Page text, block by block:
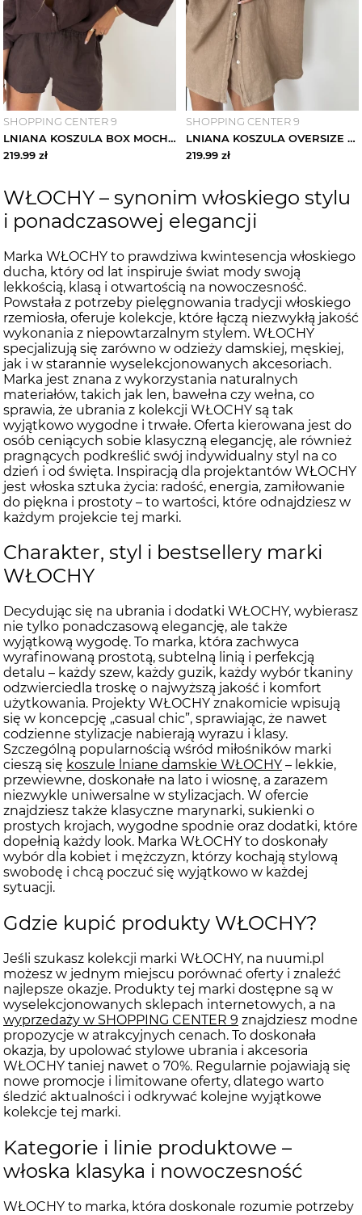
SHOPPING CENTER 9
LNIANA KOSZULA BOX MOCHA WŁOCHY
219.99 zł
SHOPPING CENTER 9
LNIANA KOSZULA OVERSIZE BEIGE WŁOCHY
219.99 zł
WŁOCHY – synonim włoskiego stylu
i ponadczasowej elegancji
Marka WŁOCHY to prawdziwa kwintesencja włoskiego
ducha, który od lat inspiruje świat mody swoją
lekkością, klasą i otwartością na nowoczesność.
Powstała z potrzeby pielęgnowania tradycji włoskiego
rzemiosła, oferuje kolekcje, które łączą niezwykłą jakość
wykonania z niepowtarzalnym stylem. WŁOCHY
specjalizują się zarówno w odzieży damskiej, męskiej,
jak i w starannie wyselekcjonowanych akcesoriach.
Marka jest znana z wykorzystania naturalnych
materiałów, takich jak len, bawełna czy wełna, co
sprawia, że ubrania z kolekcji WŁOCHY są tak
wyjątkowo wygodne i trwałe. Oferta kierowana jest do
osób ceniących sobie klasyczną elegancję, ale również
pragnących podkreślić swój indywidualny styl na co
dzień i od święta. Inspiracją dla projektantów WŁOCHY
jest włoska sztuka życia: radość, energia, zamiłowanie
do piękna i prostoty – to wartości, które odnajdziesz w
każdym projekcie tej marki.
Charakter, styl i bestsellery marki
WŁOCHY
Decydując się na ubrania i dodatki WŁOCHY, wybierasz
nie tylko ponadczasową elegancję, ale także
wyjątkową wygodę. To marka, która zachwyca
wyrafinowaną prostotą, subtelną linią i perfekcją
detalu – każdy szew, każdy guzik, każdy wybór tkaniny
odzwierciedla troskę o najwyższą jakość i komfort
użytkowania. Projekty WŁOCHY znakomicie wpisują
się w koncepcję „casual chic”, sprawiając, że nawet
codzienne stylizacje nabierają wyrazu i klasy.
Szczególną popularnością wśród miłośników marki
cieszą się koszule lniane damskie WŁOCHY – lekkie,
przewiewne, doskonałe na lato i wiosnę, a zarazem
niezwykle uniwersalne w stylizacjach. W ofercie
znajdziesz także klasyczne marynarki, sukienki o
prostych krojach, wygodne spodnie oraz dodatki, które
dopełnią każdy look. Marka WŁOCHY to doskonały
wybór dla kobiet i mężczyzn, którzy kochają stylową
swobodę i chcą poczuć się wyjątkowo w każdej
sytuacji.
Gdzie kupić produkty WŁOCHY?
Jeśli szukasz kolekcji marki WŁOCHY, na nuumi.pl
możesz w jednym miejscu porównać oferty i znaleźć
najlepsze okazje. Produkty tej marki dostępne są w
wyselekcjonowanych sklepach internetowych, a na
wyprzedaży w SHOPPING CENTER 9 znajdziesz modne
propozycje w atrakcyjnych cenach. To doskonała
okazja, by upolować stylowe ubrania i akcesoria
WŁOCHY taniej nawet o 70%. Regularnie pojawiają się
nowe promocje i limitowane oferty, dlatego warto
śledzić aktualności i odkrywać kolejne wyjątkowe
kolekcje tej marki.
Kategorie i linie produktowe –
włoska klasyka i nowoczesność
WŁOCHY to marka, która doskonale rozumie potrzeby